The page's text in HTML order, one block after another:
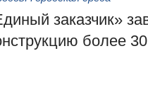
заказчик»
более